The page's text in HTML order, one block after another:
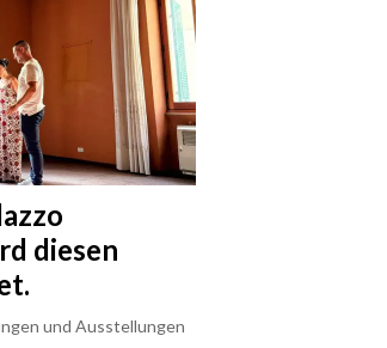
diesen
und Ausstellungen